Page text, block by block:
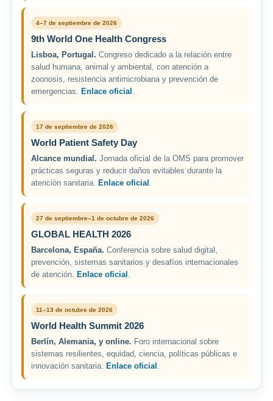
4–7 de septiembre de 2026
9th World One Health Congress
Lisboa, Portugal. Congreso dedicado a la relación entre
salud humana, animal y ambiental, con atención a
zoonosis, resistencia antimicrobiana y prevención de
emergencias. Enlace oficial
17 de septiembre de 2026
World Patient Safety Day
Alcance mundial. Jornada oficial de la OMS para promover
prácticas seguras y reducir daños evitables durante la
atención sanitaria. Enlace oficial
27 de septiembre–1 de octubre de 2026
GLOBAL HEALTH 2026
Barcelona, España. Conferencia sobre salud digital,
prevención, sistemas sanitarios y desafíos internacionales
de atención. Enlace oficial
11–13 de octubre de 2026
World Health Summit 2026
Berlín, Alemania, y online. Foro internacional sobre
sistemas resilientes, equidad, ciencia, políticas públicas e
innovación sanitaria. Enlace oficial